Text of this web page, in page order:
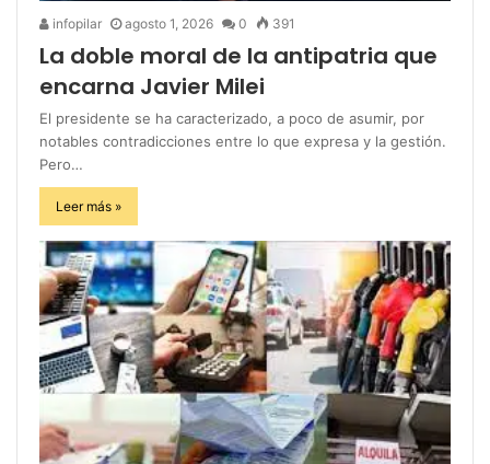
infopilar agosto 1, 2026 0 391
La doble moral de la antipatria que
encarna Javier Milei
El presidente se ha caracterizado, a poco de asumir, por
notables contradicciones entre lo que expresa y la gestión.
Pero…
Leer más »